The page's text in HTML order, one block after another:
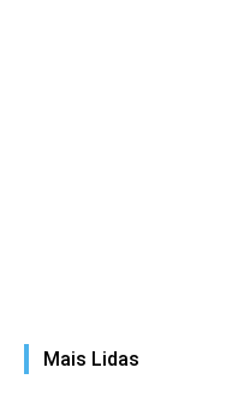
Mais Lidas